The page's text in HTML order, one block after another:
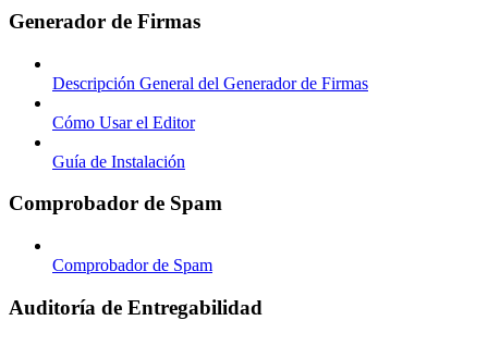
Generador de Firmas
Descripción General del Generador de Firmas
Cómo Usar el Editor
Guía de Instalación
Comprobador de Spam
Comprobador de Spam
Auditoría de Entregabilidad